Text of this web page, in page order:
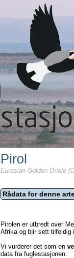
Pirol
Eurasian Golden Oriole
Rådata for denne
Pirolen er utbredt over
Afrika og blir sett tilfeldig
Vi vurderer det som en
data fra fuglestasjonen: